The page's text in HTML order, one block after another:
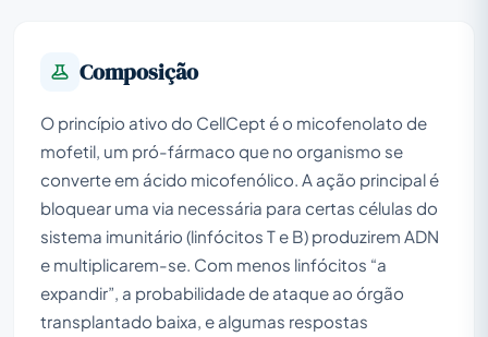
Composição
O princípio ativo do CellCept é o micofenolato de
mofetil, um pró-fármaco que no organismo se
converte em ácido micofenólico. A ação principal é
bloquear uma via necessária para certas células do
sistema imunitário (linfócitos T e B) produzirem ADN
e multiplicarem-se. Com menos linfócitos “a
expandir”, a probabilidade de ataque ao órgão
transplantado baixa, e algumas respostas